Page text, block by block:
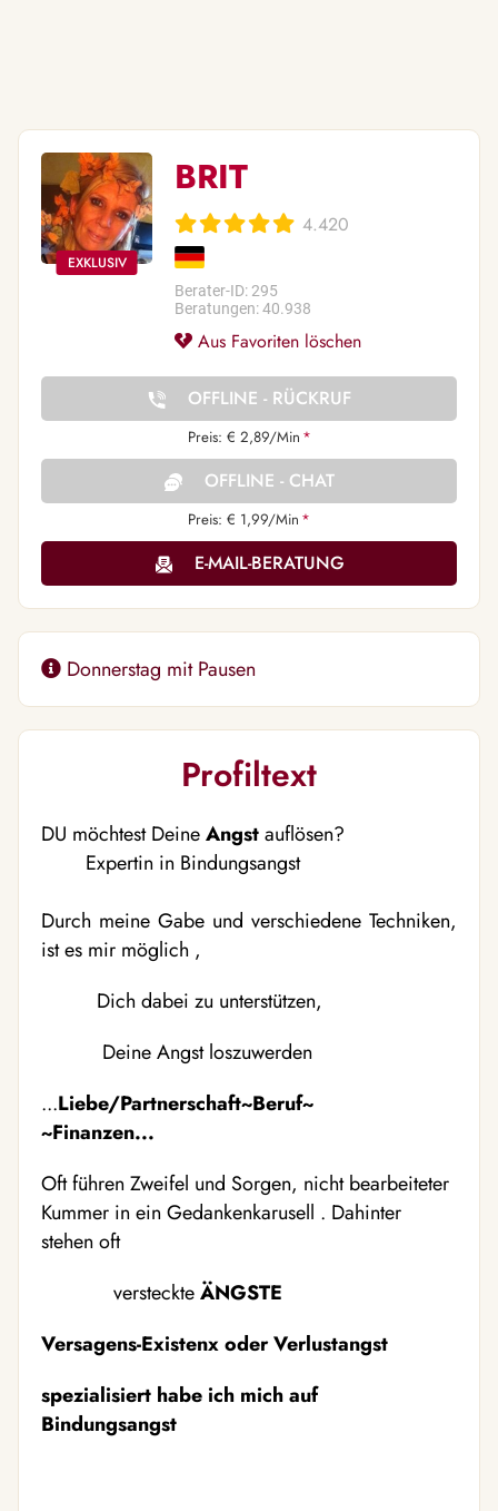
BRIT
4.420
Berater-ID: 295
Beratungen: 40.938
Aus Favoriten löschen
OFFLINE - RÜCKRUF
Preis: € 2,89/Min *
OFFLINE - CHAT
Preis: € 1,99/Min *
E-MAIL-BERATUNG
Donnerstag mit Pausen
Profiltext
DU möchtest DeineAngstauflösen?
Expertin in Bindungsangst
Durch meine Gabe und verschiedene Techniken,
ist es mir möglich ,
Dich dabei zu unterstützen,
Deine Angst loszuwerden
...Liebe/Partnerschaft~Beruf~
~Finanzen...
Oft führen Zweifel und Sorgen, nicht bearbeiteter
Kummer in ein Gedankenkarusell . Dahinter
stehen oft
versteckteÄNGSTE
Versagens-Existenx oder Verlustangst
spezialisiert habe ich mich auf
Bindungsangst